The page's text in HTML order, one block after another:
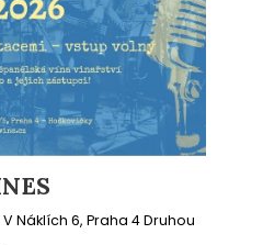
V Náklích 6, Praha 4 Druhou